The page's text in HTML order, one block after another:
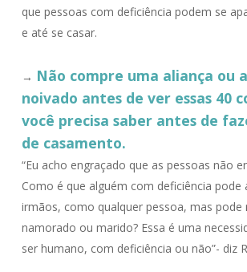
que pessoas com deficiência podem se
e até se casar.
→ Não compre uma aliança ou
noivado antes de ver essas 40
você precisa saber antes de
de casamento.
“Eu acho engraçado que as pessoas não
Como é que alguém com deficiência pode
irmãos, como qualquer pessoa, mas pode
namorado ou marido? Essa é uma
ser humano, com deficiência ou não”- diz